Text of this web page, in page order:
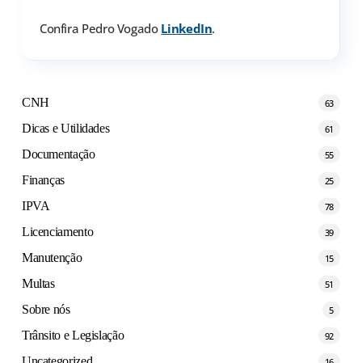
Confira Pedro Vogado LinkedIn.
CNH 63
Dicas e Utilidades 61
Documentação 55
Finanças 25
IPVA 78
Licenciamento 39
Manutenção 15
Multas 51
Sobre nós 5
Trânsito e Legislação 92